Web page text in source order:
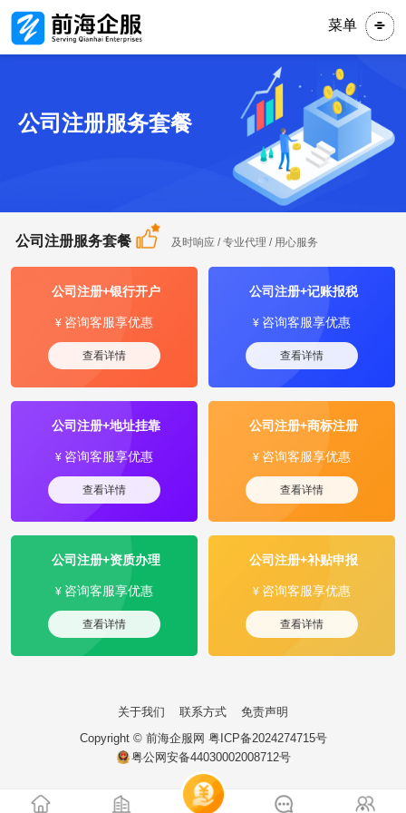
菜单
公司注册服务套餐
公司注册服务套餐 及时响应 / 专业代理 / 用心服务
公司注册+银行开户
¥ 咨询客服享优惠
查看详情
公司注册+记账报税
¥ 咨询客服享优惠
查看详情
公司注册+地址挂靠
¥ 咨询客服享优惠
查看详情
公司注册+商标注册
¥ 咨询客服享优惠
查看详情
公司注册+资质办理
¥ 咨询客服享优惠
查看详情
公司注册+补贴申报
¥ 咨询客服享优惠
查看详情
关于我们 联系方式
免责声明
Copyright © 前海企服网 粤ICP备2024274715号
粤公网安备44030002008712号